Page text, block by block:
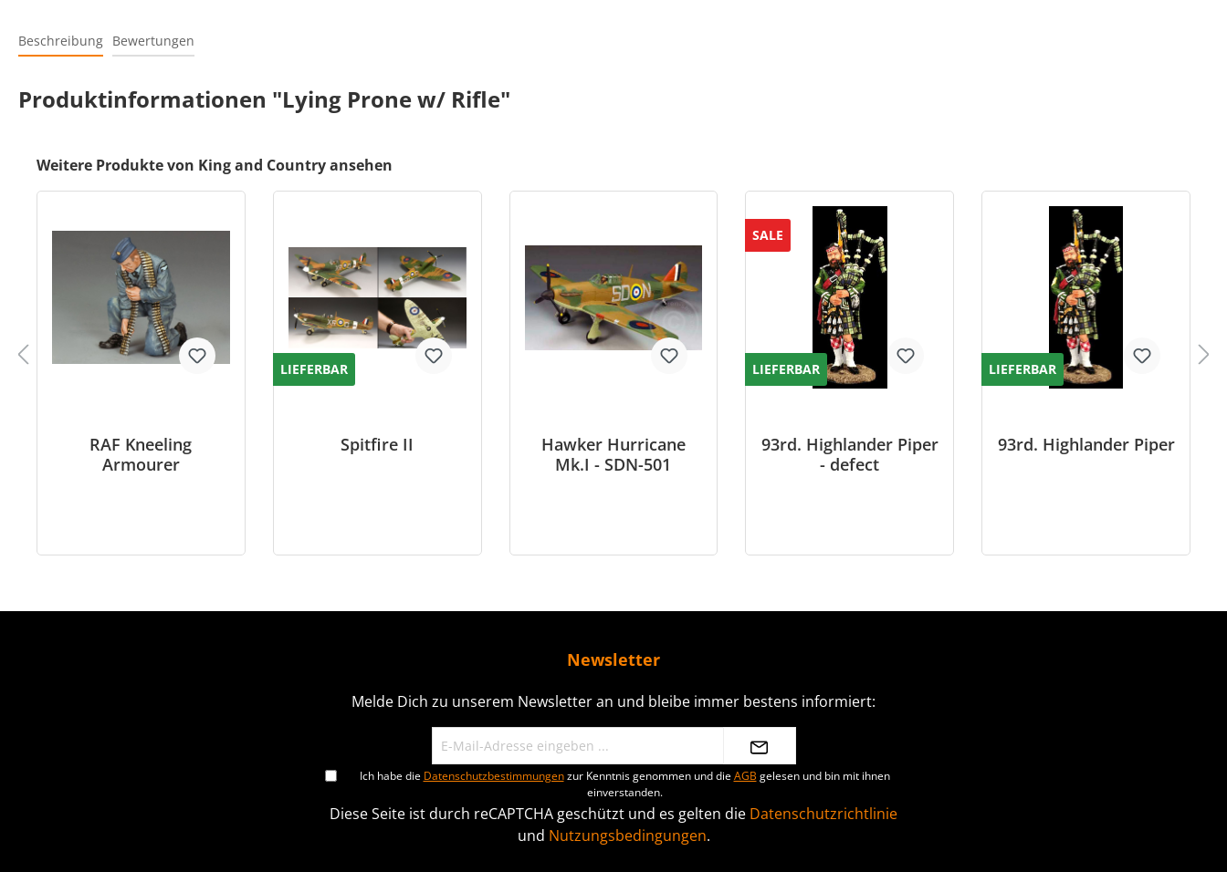
Beschreibung Bewertungen
Produktinformationen "Lying Prone w/ Rifle"
Weitere Produkte von King and Country ansehen
RAF Kneeling
Armourer
LIEFERBAR
Spitfire II
Hawker Hurricane
Mk.I - SDN-501
SALE
LIEFERBAR
93rd. Highlander Piper
- defect
LIEFERBAR
93rd. Highlander Piper
Newsletter
Melde Dich zu unserem Newsletter an und bleibe immer bestens informiert:
Ich habe die Datenschutzbestimmungenzur Kenntnis genommen und dieAGB gelesen und bin mit ihnen
einverstanden.
Diese Seite ist durch reCAPTCHA geschützt und es gelten die Datenschutzrichtlinie
und Nutzungsbedingungen.